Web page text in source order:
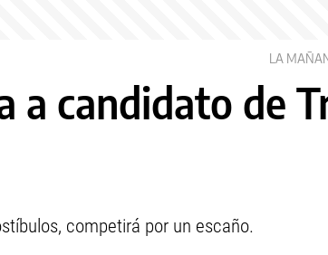
LA
a candidato de
competirá por un escaño.